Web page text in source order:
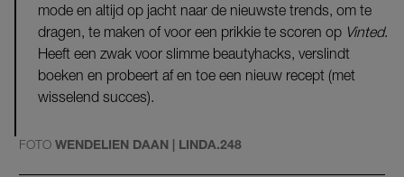
mode en altijd op jacht naar de nieuwste trends, om te
dragen, te maken of voor een prikkie te scoren op Vinted.
Heeft een zwak voor slimme beautyhacks, verslindt
boeken en probeert af en toe een nieuw recept (met
wisselend succes).
FOTO WENDELIEN DAAN | LINDA.248